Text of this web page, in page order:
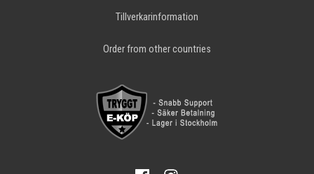
Tillverkarinformation
Order from other countries